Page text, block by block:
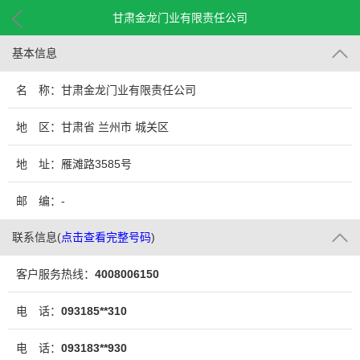
甘肃金龙门业有限责任公司
基本信息
名 称：甘肃金龙门业有限责任公司
地 区：甘肃省 兰州市 城关区
地 址：雁滩路3585号
邮 编：-
联系信息(点击查看完整号码)
客户服务热线： 4008006150
电 话： 093185**310
电 话： 093183**930